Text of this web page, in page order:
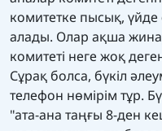
комитетке пысық, үйде
алады. Олар ақша
комитеті неге жоқ
Сұрақ болса, бүкіл
телефон нөмірім тұр.
"ата-ана таңғы 8-ден